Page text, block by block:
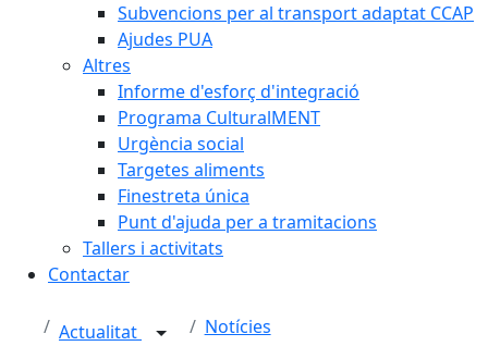
Subvencions per al transport adaptat CCAP
Ajudes PUA
Altres
Informe d'esforç d'integració
Programa CulturalMENT
Urgència social
Targetes aliments
Finestreta única
Punt d'ajuda per a tramitacions
Tallers i activitats
Contactar
Actualitat Notícies